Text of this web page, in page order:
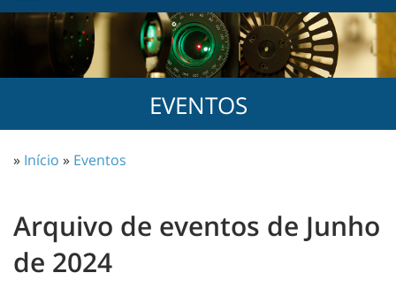
EVENTOS
» Início » Eventos
Arquivo de eventos de Junho
de 2024